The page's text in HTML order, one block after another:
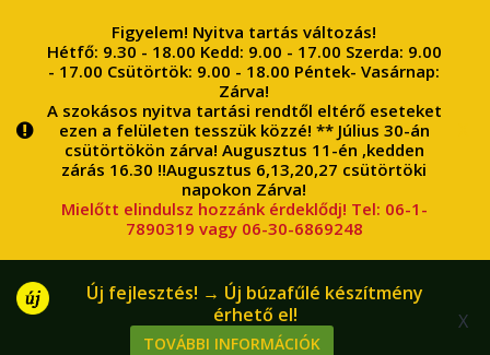
Figyelem! Nyitva tartás változás!
Hétfő: 9.30 - 18.00 Kedd: 9.00 - 17.00 Szerda: 9.00
- 17.00 Csütörtök: 9.00 - 18.00 Péntek- Vasárnap:
Zárva!
A szokásos nyitva tartási rendtől eltérő eseteket
ezen a felületen tesszük közzé! ** Július 30-án
csütörtökön zárva! Augusztus 11-én ,kedden
zárás 16.30 !!Augusztus 6,13,20,27 csütörtöki
napokon Zárva!
Mielőtt elindulsz hozzánk érdeklődj! Tel: 06-1-
7890319 vagy 06-30-6869248
Új fejlesztés! → Új búzafűlé készítmény
érhető el!
TOVÁBBI INFORMÁCIÓK
X